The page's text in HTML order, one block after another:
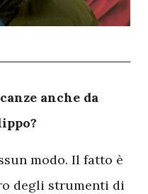
anche da
modo. Il fatto è
degli strumenti di